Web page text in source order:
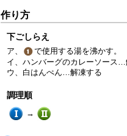
作り方
下ごしらえ
ア、
で使用する湯を沸かす。
イ、ハンバーグのカレーソース
ウ、白はんぺん…解凍する
調理順
→